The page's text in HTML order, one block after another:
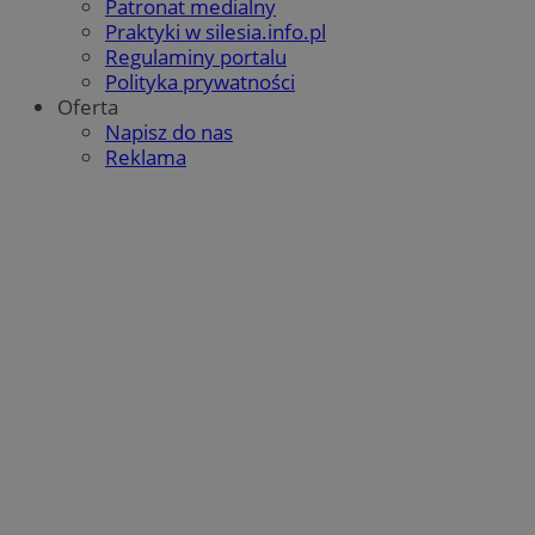
Patronat medialny
Praktyki w silesia.info.pl
Regulaminy portalu
Polityka prywatności
Oferta
Napisz do nas
Reklama
QeSessID orzesze.com.pl